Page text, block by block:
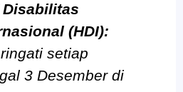
Disabilitas
(HDI):
setiap
3 Desember di